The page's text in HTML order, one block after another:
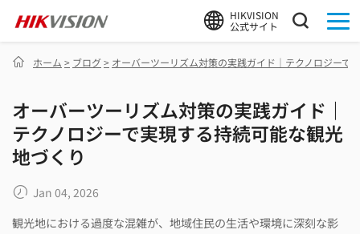
HIKVISION
公式サイト
ホーム > ブログ> オーバーツーリズム対策の実践ガイド｜テクノロジーで
オーバーツーリズム対策の実践ガイド｜
テクノロジーで実現する持続可能な観光
地づくり
Jan 04, 2026
観光地における過度な混雑が、地域住民の生活や環境に深刻な影